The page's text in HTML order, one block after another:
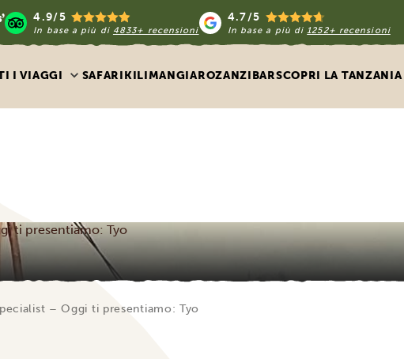
4.9/5
In base a più di 4833+ recensioni
4.7/5
In base a più di1252+ recensioni
I VIAGGI SAFARIKILIMANGIAROZANZIBARSCOPRI LA TANZANIA
ti presentiamo: Tyo
– Oggi ti presentiamo: Tyo